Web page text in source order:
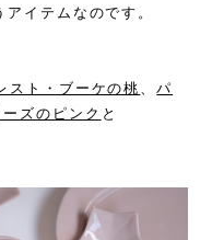
イテムなのです。
スト・ブーケの桃 、パ
ズのピンク と